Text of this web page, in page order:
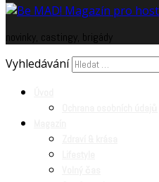
novinky, castingy, brigády
Vyhledávání